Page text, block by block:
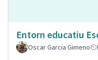
Entorn educatiu
Oscar Garcia Gimeno